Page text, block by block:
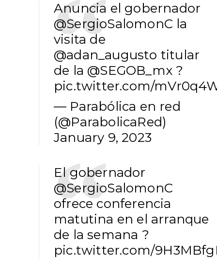
Anuncia el gobernador
@SergioSalomonC la
visita de
@adan_augusto titular
de la @SEGOB_mx ?
pic.twitter.com/
— Parabólica en red
(@ParabolicaRed)
January 9, 2023
El gobernador
@SergioSalomonC
ofrece conferencia
matutina en el arranque
de la semana ?
pic.twitter.com/